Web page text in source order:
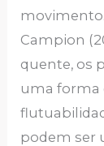
movimento.
Campion
quente, os
uma forma
podem ser